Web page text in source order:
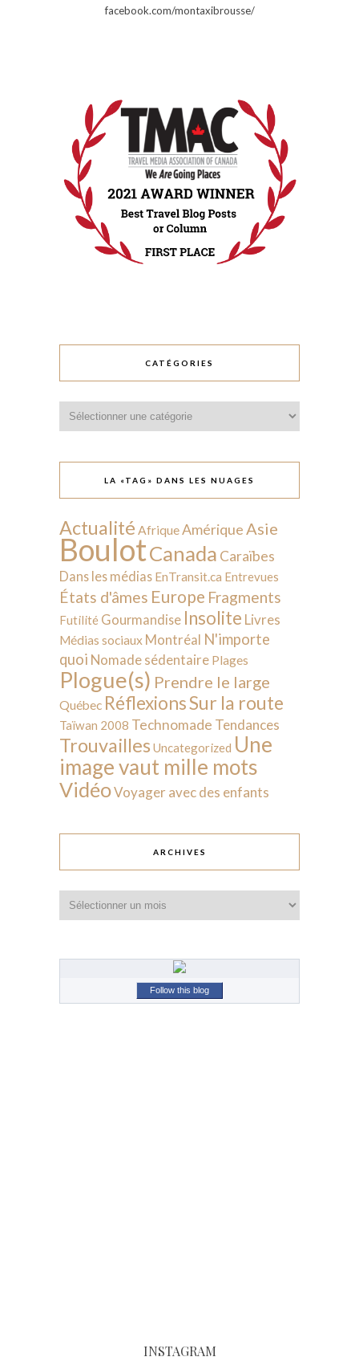
facebook.com/montaxibrousse/
CATÉGORIES
LA «TAG» DANS LES NUAGES
Actualité AfriqueAmériqueAsie
BoulotCanada Caraïbes
Dans les médias EnTransit.ca Entrevues
États d'âmes Europe Fragments
Futilité Gourmandise Insolite Livres
Médias sociaux Montréal N'importe
quoi Nomade sédentaire Plages
Plogue(s) Prendre le large
Québec RéflexionsSur la route
Taïwan 2008 Technomade Tendances
Trouvailles Uncategorized Une
image vaut mille mots
VidéoVoyager avec des enfants
ARCHIVES
Follow this blog
INSTAGRAM